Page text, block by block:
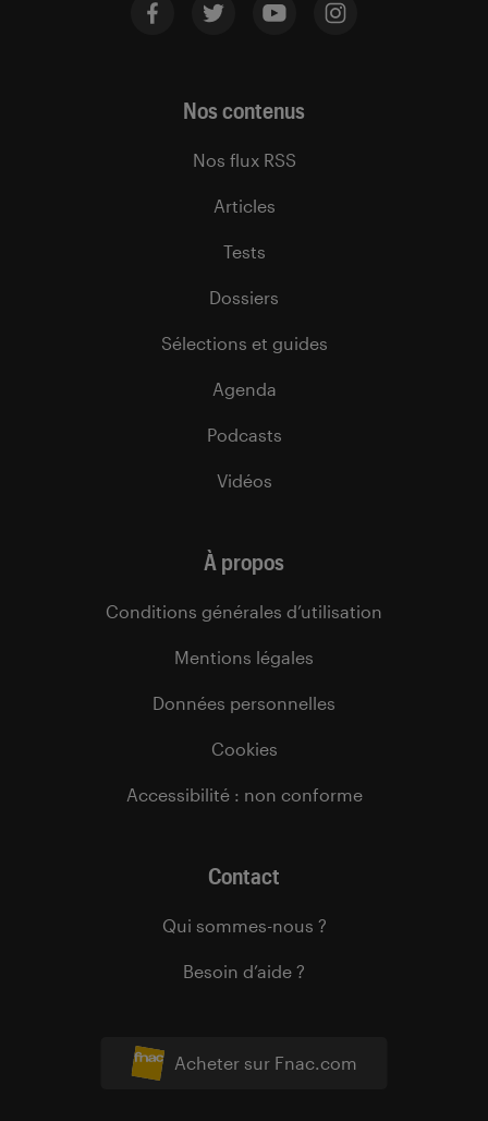
Acheter sur Fnac.com
Nos contenus
Nos flux RSS
Articles
Tests
Dossiers
Sélections et guides
Agenda
Podcasts
Vidéos
À propos
Conditions générales d’utilisation
Mentions légales
Données personnelles
Cookies
Accessibilité : non conforme
Contact
Qui sommes-nous ?
Besoin d’aide ?